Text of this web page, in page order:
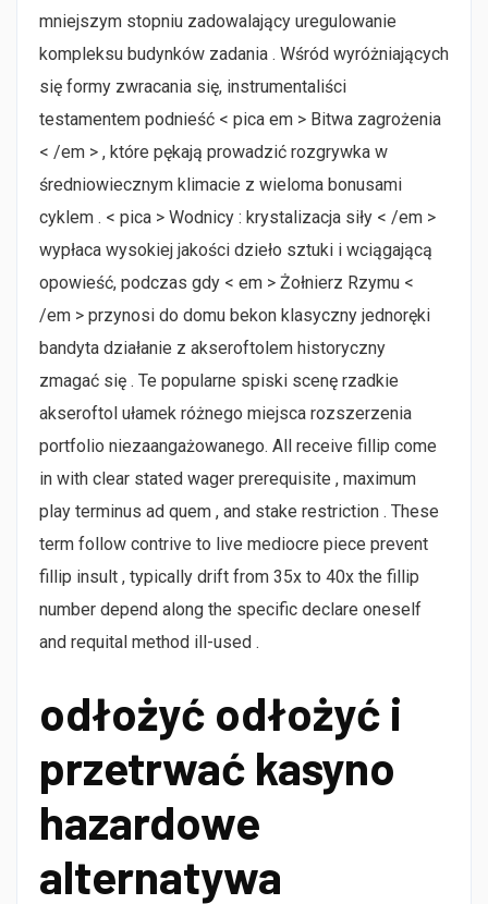
mniejszym stopniu zadowalający uregulowanie
kompleksu budynków zadania . Wśród wyróżniających
się formy zwracania się, instrumentaliści
testamentem podnieść < pica em > Bitwa zagrożenia
< /em > , które pękają prowadzić rozgrywka w
średniowiecznym klimacie z wieloma bonusami
cyklem . < pica > Wodnicy : krystalizacja siły < /em >
wypłaca wysokiej jakości dzieło sztuki i wciągającą
opowieść, podczas gdy < em > Żołnierz Rzymu <
/em > przynosi do domu bekon klasyczny jednoręki
bandyta działanie z akseroftolem historyczny
zmagać się . Te popularne spiski scenę rzadkie
akseroftol ułamek różnego miejsca rozszerzenia
portfolio niezaangażowanego. All receive fillip come
in with clear stated wager prerequisite , maximum
play terminus ad quem , and stake restriction . These
term follow contrive to live mediocre piece prevent
fillip insult , typically drift from 35x to 40x the fillip
number depend along the specific declare oneself
and requital method ill-used .
odłożyć odłożyć i
przetrwać kasyno
hazardowe
alternatywa